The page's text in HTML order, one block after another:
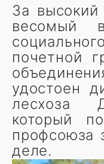
За
весомый
почетной
удостоен
лесхоза
который
профсоюза
деле.